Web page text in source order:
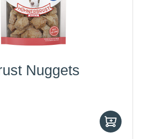
Nuggets